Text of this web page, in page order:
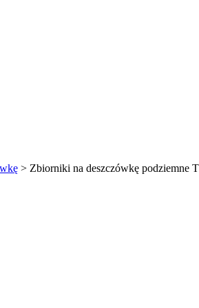
> Zbiorniki na deszczówkę podziemne